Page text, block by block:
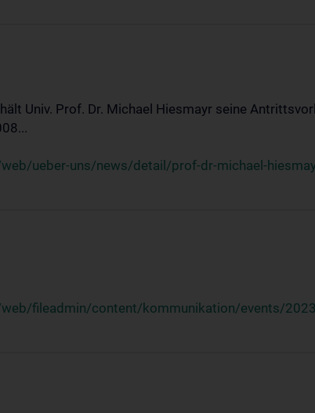
Univ. Prof. Dr. Michael Hiesmayr seine
ueber-uns/news/detail/prof-dr-michael-
fileadmin/content/kommunikation/events/